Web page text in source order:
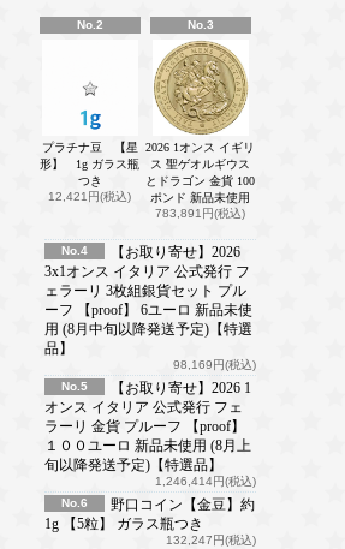
No.2
プラチナ豆 【星
形】 1g ガラス瓶
つき
12,421円(税込)
No.3
2026 1オンス イギリ
ス 聖ゲオルギウス
とドラゴン 金貨 100
ポンド 新品未使用
783,891円(税込)
No.4
【お取り寄せ】2026
3x1オンス イタリア 公式発行 フ
ェラーリ 3枚組銀貨セット プル
ーフ 【proof】 6ユーロ 新品未使
用 (8月中旬以降発送予定)【特選
品】
98,169円(税込)
No.5
【お取り寄せ】2026 1
オンス イタリア 公式発行 フェ
ラーリ 金貨 プルーフ 【proof】
１００ユーロ 新品未使用 (8月上
旬以降発送予定)【特選品】
1,246,414円(税込)
No.6
野口コイン【金豆】約
1g 【5粒】 ガラス瓶つき
132,247円(税込)